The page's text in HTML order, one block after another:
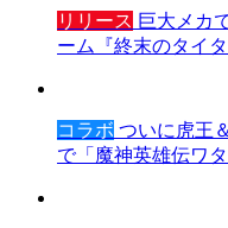
リリース 巨大メカ
ーム『終末のタイ
コラボ ついに虎王
で「魔神英雄伝ワ